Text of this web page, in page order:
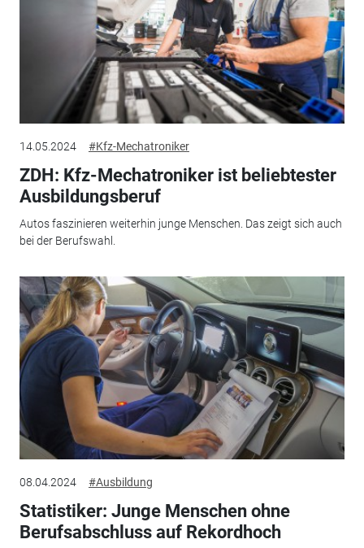
14.05.2024 #Kfz-Mechatroniker
ZDH: Kfz-Mechatroniker ist beliebtester
Ausbildungsberuf
Autos faszinieren weiterhin junge Menschen. Das zeigt sich auch
bei der Berufswahl.
08.04.2024 #Ausbildung
Statistiker: Junge Menschen ohne
Berufsabschluss auf Rekordhoch